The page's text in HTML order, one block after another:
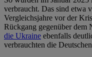
verbraucht. Das sind etwa
Vergleichsjahre vor der
Rückgang gegenüber dem
die Ukraine ebenfalls
verbrauchten die